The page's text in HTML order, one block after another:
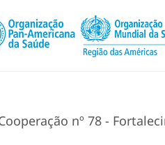
nº 78 -